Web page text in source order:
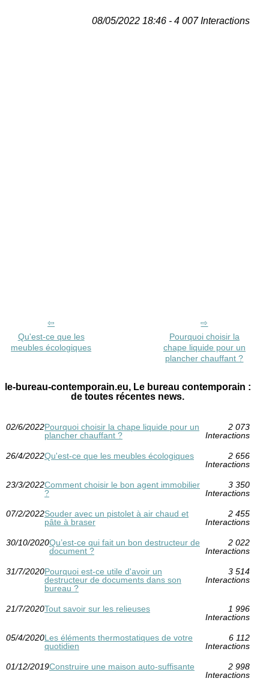
08/05/2022 18:46 - 4 007 Interactions
Qu'est-ce que les
meubles écologiques
Pourquoi choisir la
chape liquide pour un
plancher chauffant ?
le-bureau-contemporain.eu, Le bureau contemporain :
de toutes récentes news.
02/6/2022Pourquoi choisir la chape liquide pour un
plancher chauffant ?
2 073
Interactions
26/4/2022Qu'est-ce que les meubles écologiques
2 656
Interactions
23/3/2022Comment choisir le bon agent immobilier
?
3 350
Interactions
07/2/2022Souder avec un pistolet à air chaud et
pâte à braser
2 455
Interactions
30/10/2020Qu’est-ce qui fait un bon destructeur de
document ?
2 022
Interactions
31/7/2020Pourquoi est-ce utile d'avoir un
destructeur de documents dans son
bureau ?
3 514
Interactions
21/7/2020Tout savoir sur les relieuses
1 996
Interactions
05/4/2020Les éléments thermostatiques de votre
quotidien
6 112
Interactions
01/12/2019Construire une maison auto-suffisante
2 998
Interactions